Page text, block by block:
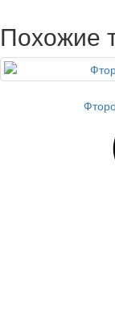
Похожие